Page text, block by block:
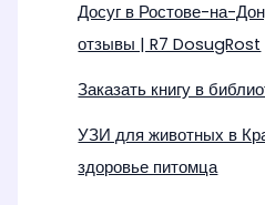
Досуг в Ростове-на-
отзывы | R7 DosugRost
Заказать книгу в
УЗИ для животных в
здоровье питомца